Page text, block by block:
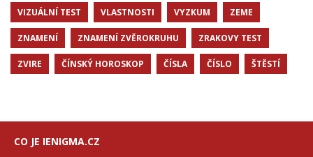
VIZUÁLNÍ TEST VLASTNOSTI VYZKUM ZEME
ZNAMENÍ ZNAMENÍ ZVĚROKRUHU ZRAKOVY TEST
ZVIRE ČÍNSKÝ HOROSKOP ČÍSLA ČÍSLO ŠTĚSTÍ
CO JE IENIGMA.CZ